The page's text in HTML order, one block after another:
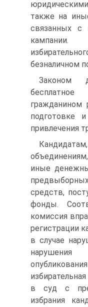
также на
связанных с
кампании.
безналичном
Законом
гражданином
подготовке
привлечения
иные
средств,
фонды.
комиссия
регистрации
в случае
в суд с
избрания